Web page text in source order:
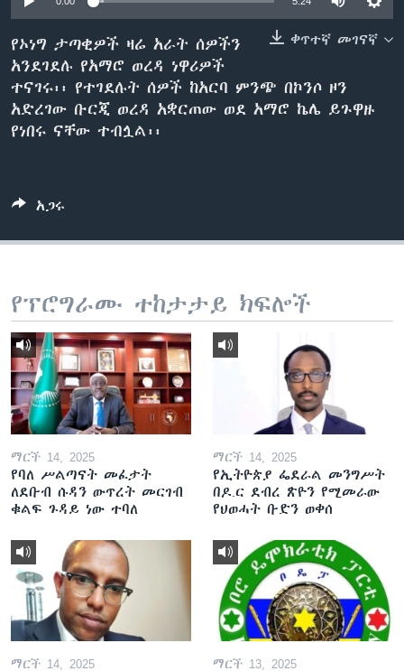
ቋንቋዎች
ቀጥተኛ መገናኛ
የኦነግ ታጣቂዎች ዛሬ አራት ሰዎችን
አንደገደሉ የአማሮ ወረዳ ነዋሪዎች
ተናገሩ፡፡ የተገደሉት ሰዎች ከአርባ ምንጭ በኮንሶ ዞን
አድረገው ቡርጂ ወረዳ አቋርጠው ወደ አማሮ ኬሌ ይጉዋዙ
የነበሩ ናቸው ተብሏል፡፡
አጋሩ
የፕሮግራሙ ተከታታይ ክፍሎች
ማርች 14, 2025
የባለ ሥልጣናት መፈታት
ለደቡብ ሱዳን ውጥረት መርገብ
ቁልፍ ጉዳይ ነው ተባለ
ማርች 14, 2025
የኢትዮጵያ ፌደራል መንግሥት
በዶ.ር ደብረ ጽዮን የሚመራው
የህወሓት ቡድን ወቀሰ
ማርች 14, 2025 ማርች 13, 2025